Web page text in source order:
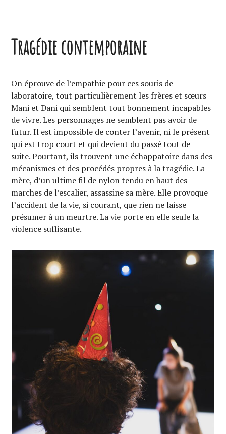
Tragédie contemporaine
On éprouve de l’empathie pour ces souris de
laboratoire, tout particulièrement les frères et sœurs
Mani et Dani qui semblent tout bonnement incapables
de vivre. Les personnages ne semblent pas avoir de
futur. Il est impossible de conter l’avenir, ni le présent
qui est trop court et qui devient du passé tout de
suite. Pourtant, ils trouvent une échappatoire dans des
mécanismes et des procédés propres à la tragédie. La
mère, d’un ultime fil de nylon tendu en haut des
marches de l’escalier, assassine sa mère. Elle provoque
l’accident de la vie, si courant, que rien ne laisse
présumer à un meurtre. La vie porte en elle seule la
violence suffisante.